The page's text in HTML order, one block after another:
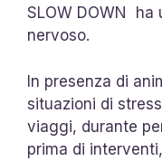
SLOW DOWN ha
nervoso.
In presenza di
situazioni di
viaggi, durante
prima di